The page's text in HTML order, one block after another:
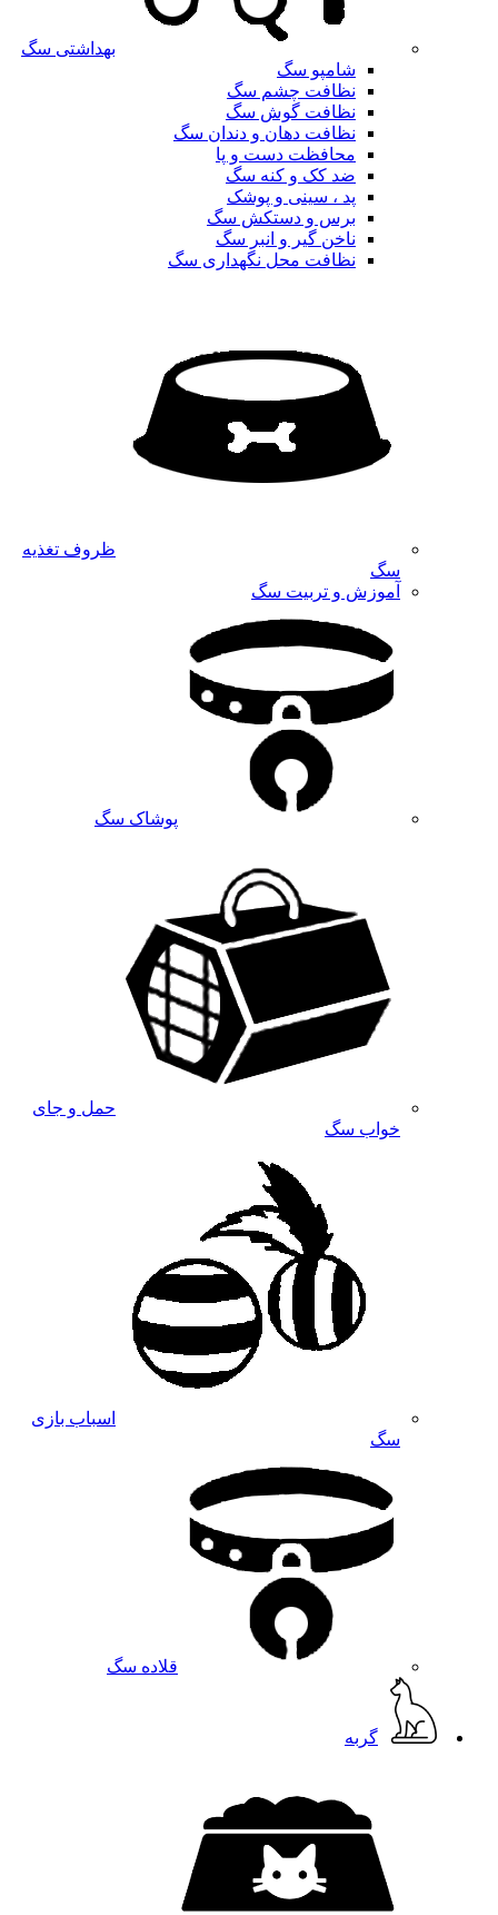
بهداشتی سگ
شامپو سگ
نظافت چشم سگ
نظافت گوش سگ
نظافت دهان و دندان سگ
محافظت دست و پا
ضد کک و کنه سگ
پد ، سینی و پوشک
برس و دستکش سگ
ناخن گیر و انبر سگ
نظافت محل نگهداری سگ
ظروف تغذیه
سگ
آموزش و تربیت سگ
پوشاک سگ
حمل و جای
خواب سگ
اسباب بازی
سگ
قلاده سگ
گربه